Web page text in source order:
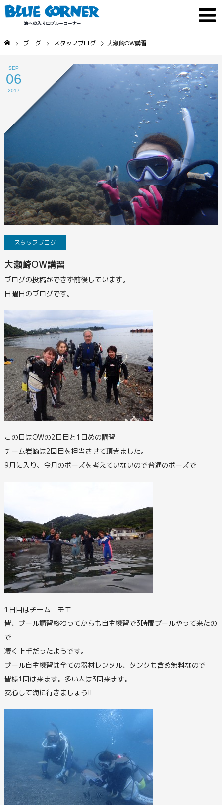
ブログ スタッフブログ 大瀬崎OW講習
SEP
06
2017
スタッフブログ
大瀬崎OW講習
ブログの投稿ができず前後しています。
日曜日のブログです。
この日はOWの2日目と1日めの講習
チーム岩崎は2回目を担当させて頂きました。
9月に入り、今月のポーズを考えていないので普通のポーズで
1日目はチーム モエ
皆、プール講習終わってからも自主練習で3時間プールやって来たの
で
凄く上手だったようです。
プール自主練習は全ての器材レンタル、タンクも含め無料なので
皆様1回は来ます。多い人は3回来ます。
安心して海に行きましょう!!